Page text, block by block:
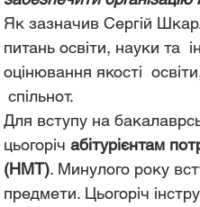
Як зазначив Сергій
питань освіти, науки та
оцінювання якості
спільнот.
Для вступу на
цьогоріч абітурієнтам
(НМТ). Минулого року
предмети. Цьогоріч